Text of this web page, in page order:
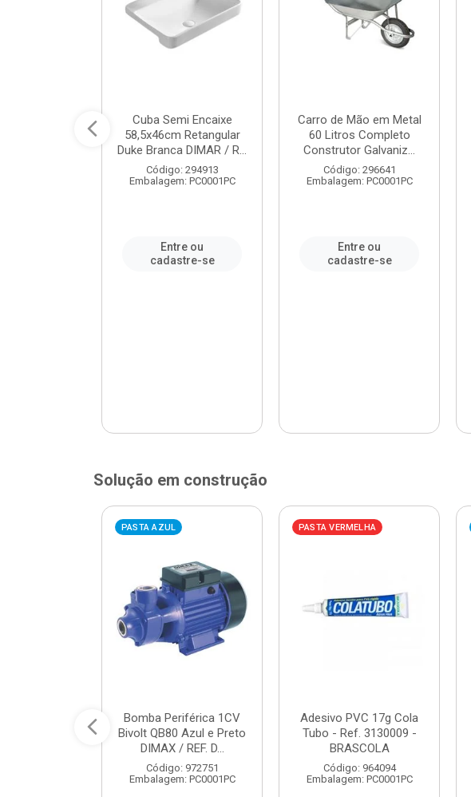
Cuba Semi Encaixe
58,5x46cm Retangular
Duke Branca DIMAR / R...
Código: 294913
Embalagem: PC0001PC
Entre ou
cadastre-se
Carro de Mão em Metal
60 Litros Completo
Construtor Galvaniz...
Código: 296641
Embalagem: PC0001PC
Entre ou
cadastre-se
Solução em construção
PASTA AZUL
Bomba Periférica 1CV
Bivolt QB80 Azul e Preto
DIMAX / REF. D...
Código: 972751
Embalagem: PC0001PC
PASTA VERMELHA
Adesivo PVC 17g Cola
Tubo - Ref. 3130009 -
BRASCOLA
Código: 964094
Embalagem: PC0001PC